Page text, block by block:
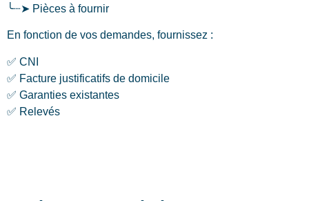
╰┈➤ Pièces à fournir
En fonction de vos demandes, fournissez :
✅ CNI
✅ Facture justificatifs de domicile
✅ Garanties existantes
✅ Relevés